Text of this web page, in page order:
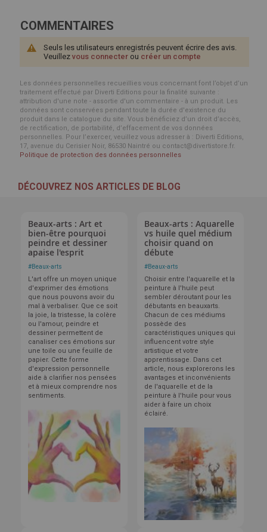
COMMENTAIRES
Seuls les utilisateurs enregistrés peuvent écrire des avis.
Veuillez vous connecter ou créer un compte
Les données personnelles recueillies vous concernant font l’objet d’un
traitement effectué par Diverti Editions pour la finalité suivante :
attribution d'une note - assortie d'un commentaire - à un produit. Les
données sont conservées pendant toute la durée d'existence du
produit dans le catalogue du site. Vous bénéficiez d’un droit d’accès,
de rectification, de portabilité, d’effacement de vos données
personnelles. Pour l’exercer, veuillez vous adresser à : Diverti Editions,
17, avenue du Cerisier Noir, 86530 Naintré ou contact@divertistore.fr.
Politique de protection des données personnelles
DÉCOUVREZ NOS ARTICLES DE BLOG
Beaux-arts : Art et
bien-être pourquoi
peindre et dessiner
apaise l'esprit
#Beaux-arts
L'art offre un moyen unique
d'exprimer des émotions
que nous pouvons avoir du
mal à verbaliser. Que ce soit
la joie, la tristesse, la colère
ou l'amour, peindre et
dessiner permettent de
canaliser ces émotions sur
une toile ou une feuille de
papier. Cette forme
d'expression personnelle
aide à clarifier nos pensées
et à mieux comprendre nos
sentiments.
Beaux-arts : Aquarelle
vs huile quel médium
choisir quand on
débute
#Beaux-arts
Choisir entre l'aquarelle et la
peinture à l'huile peut
sembler déroutant pour les
débutants en beauxarts.
Chacun de ces médiums
possède des
caractéristiques uniques qui
influencent votre style
artistique et votre
apprentissage. Dans cet
article, nous explorerons les
avantages et inconvénients
de l'aquarelle et de la
peinture à l'huile pour vous
aider à faire un choix
éclairé.